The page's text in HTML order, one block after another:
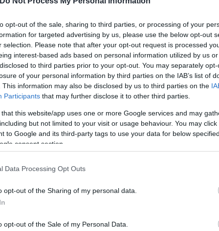
opt-out of the sale, sharing to third parties, or processing of your
for targeted advertising by us, please use the below opt-out
selection. Please note that after your opt-out request is processed
interest-based ads based on personal information utilized by us
to third parties prior to your opt-out. You may separately
of your personal information by third parties on the IAB’s list of
This information may also be disclosed by us to third parties on the
Participants that may further disclose it to other third parties.
that this website/app uses one or more Google services and may
but not limited to your visit or usage behaviour. You may
to Google and its third-party tags to use your data for below
consent section.
Data Processing Opt Outs
opt-out of the Sharing of my personal data.
opt-out of the Sale of my Personal Data.
επιθετικότητα σε νεαρούς άνδρες
pleasing - Καθήλωσε τη Στέγη Ωνάση ο Gabor
Αντιφλεγμονώδες φάρμακο δείχνει
η επιστήμη για τη στιγμή και τα συναισθήματα
τριπλασιάζει τον κίνδυνο ψύχωσης
ακόμα και όταν την βλέπεις στην οθόνη
για ερωτική είτε για φιλική σχέση
και το δύσκολο μονοπάτι μετά την
συνδέεται με σοβαρά προβλήματα υγείας